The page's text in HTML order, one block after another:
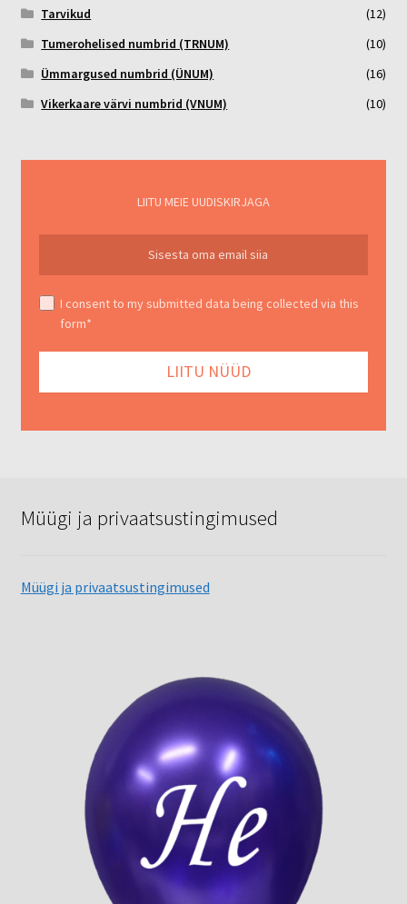
Tarvikud
(12)
Tumerohelised numbrid (TRNUM)
(10)
Ümmargused numbrid (ÜNUM)
(16)
Vikerkaare värvi numbrid (VNUM)
(10)
LIITU MEIE UUDISKIRJAGA
I consent to my submitted data being collected via this
form*
Müügi ja privaatsustingimused
Müügi ja privaatsustingimused